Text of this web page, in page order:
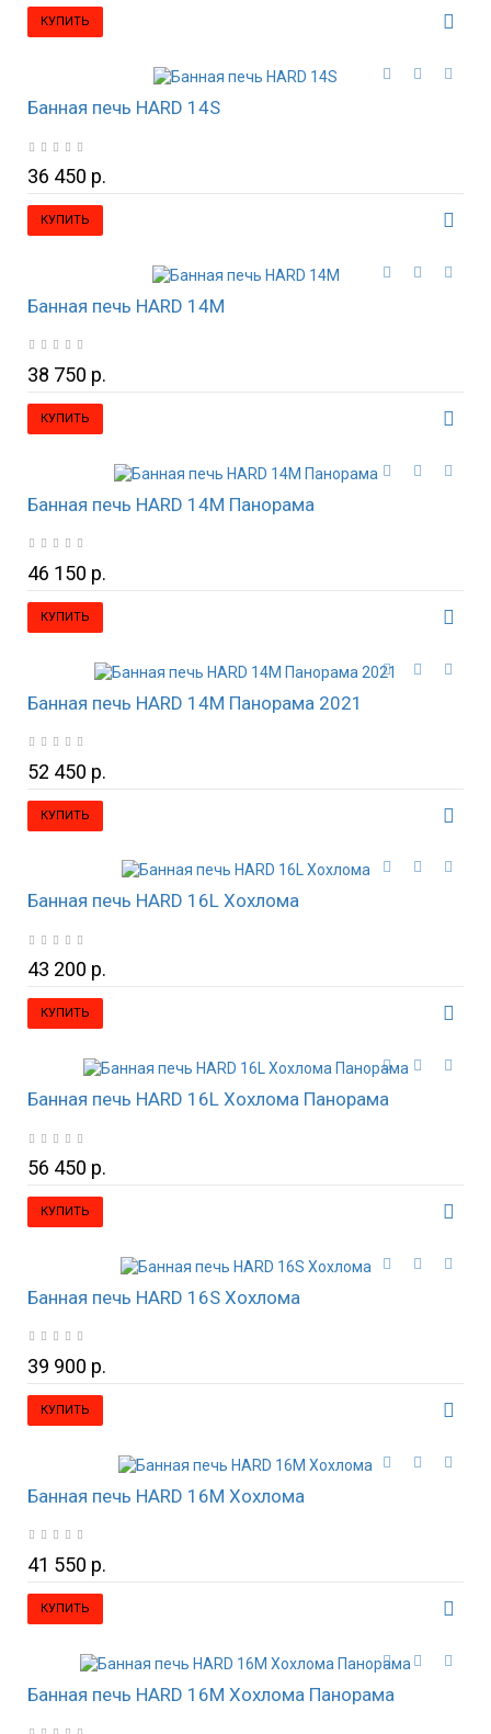
КУПИТЬ
Банная печь HARD 14S
36 450 р.
КУПИТЬ
Банная печь HARD 14М
38 750 р.
КУПИТЬ
Банная печь HARD 14М Панорама
46 150 р.
КУПИТЬ
Банная печь HARD 14М Панорама 2021
52 450 р.
КУПИТЬ
Банная печь HARD 16L Хохлома
43 200 р.
КУПИТЬ
Банная печь HARD 16L Хохлома Панорама
56 450 р.
КУПИТЬ
Банная печь HARD 16S Хохлома
39 900 р.
КУПИТЬ
Банная печь HARD 16М Хохлома
41 550 р.
КУПИТЬ
Банная печь HARD 16М Хохлома Панорама